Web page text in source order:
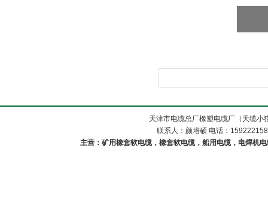
天津市电缆总厂橡塑电缆厂（天缆
联系人：颜培硕 电话：
主营：矿用橡套软电缆，橡套软电缆，船用电缆，电焊机